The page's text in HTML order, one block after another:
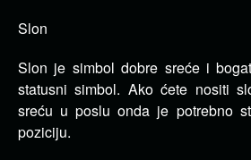
Slon
Slon je simbol dobre sreće i
statusni simbol. Ako ćete nositi
sreću u poslu onda je potrebno
poziciju.